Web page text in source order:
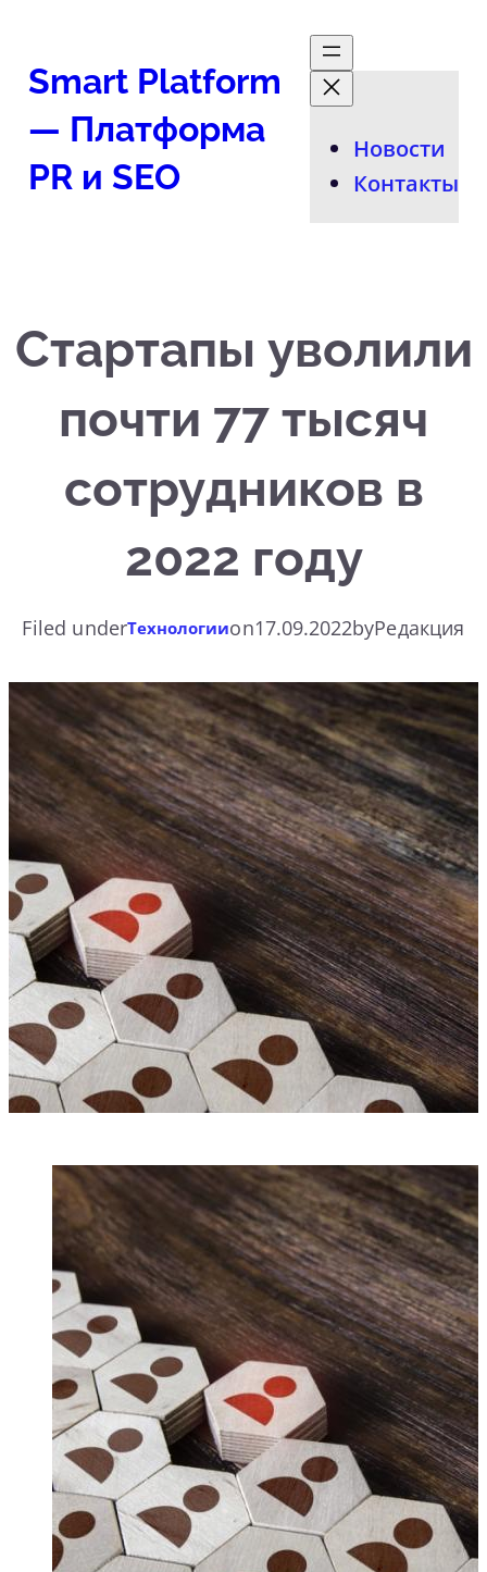
содержимому
Smart Platform
— Платформа
PR и SEO
Новости
Контакты
Стартапы уволили
почти 77 тысяч
сотрудников в
2022 году
Filed underТехнологииon17.09.2022byРедакция